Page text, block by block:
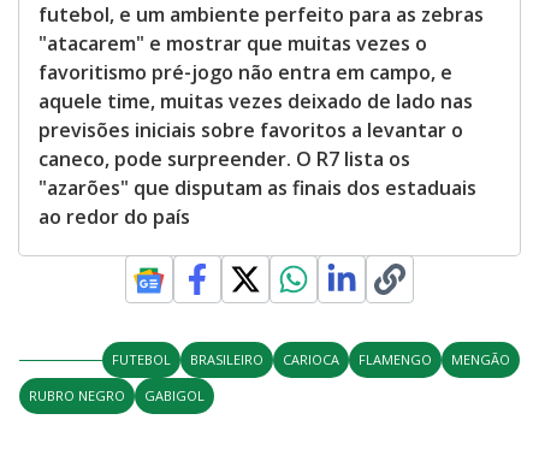
futebol, e um ambiente perfeito para as zebras
"atacarem" e mostrar que muitas vezes o
favoritismo pré-jogo não entra em campo, e
aquele time, muitas vezes deixado de lado nas
previsões iniciais sobre favoritos a levantar o
caneco, pode surpreender. O R7 lista os
"azarões" que disputam as finais dos estaduais
ao redor do país
FUTEBOL BRASILEIRO CARIOCA FLAMENGO
MENGÃO
RUBRO NEGRO
GABIGOL